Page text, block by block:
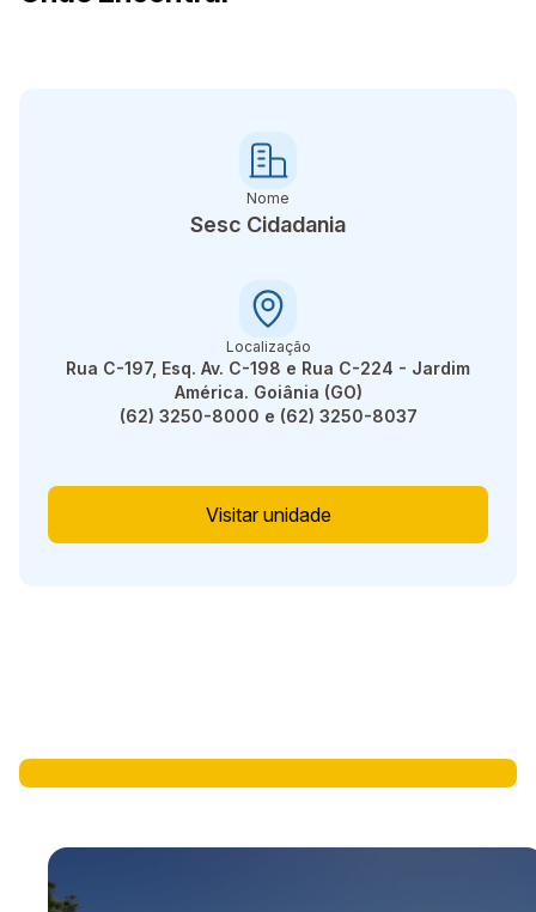
Nome
Sesc Cidadania
Localização
Rua C-197, Esq. Av. C-198 e Rua C-224 - Jardim
América. Goiânia (GO)
(62) 3250-8000 e (62) 3250-8037
Visitar unidade